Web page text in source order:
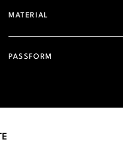
MATERIAL
PASSFORM